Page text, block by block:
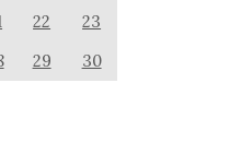
22
23
29 30